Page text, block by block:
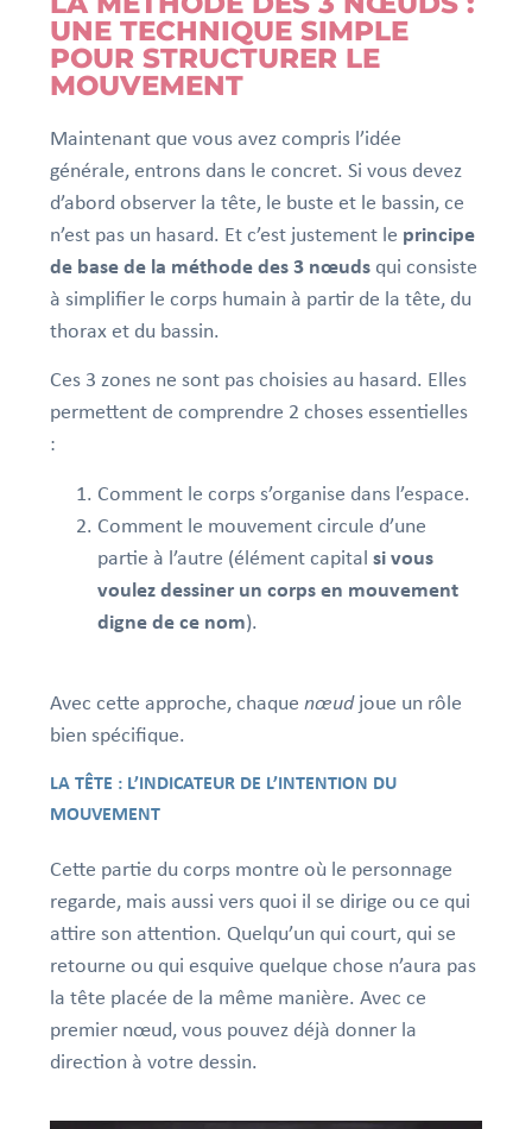
UNE TECHNIQUE SIMPLE
POUR STRUCTURER LE
MOUVEMENT
Maintenant que vous avez compris l’idée
générale, entrons dans le concret. Si vous devez
d’abord observer la tête, le buste et le bassin, ce
n’est pas un hasard. Et c’est justement le principe
de base de la méthode des 3 nœuds qui consiste
à simplifier le corps humain à partir de la tête, du
thorax et du bassin.
Ces 3 zones ne sont pas choisies au hasard. Elles
permettent de comprendre 2 choses essentielles
:
Comment le corps s’organise dans l’espace.
Comment le mouvement circule d’une
partie à l’autre (élément capitalsi vous
voulez dessiner un corps en mouvement
digne de ce nom).
Avec cette approche, chaquenœudjoue un rôle
bien spécifique.
LA TÊTE : L’INDICATEUR DE L’INTENTION DU
MOUVEMENT
Cette partie du corps montre où le personnage
regarde, mais aussi vers quoi il se dirige ou ce qui
attire son attention. Quelqu’un qui court, qui se
retourne ou qui esquive quelque chose n’aura pas
la tête placée de la même manière. Avec ce
premier nœud, vous pouvez déjà donner la
direction à votre dessin.